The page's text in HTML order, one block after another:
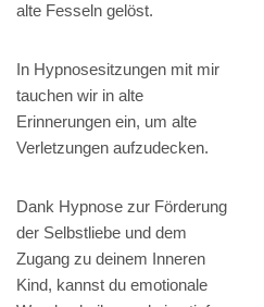
alte Fesseln gelöst.
In Hypnosesitzungen mit mir
tauchen wir in alte
Erinnerungen ein, um alte
Verletzungen aufzudecken.
Dank Hypnose zur Förderung
der Selbstliebe und dem
Zugang zu deinem Inneren
Kind, kannst du emotionale